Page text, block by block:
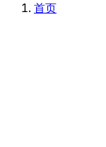
首页